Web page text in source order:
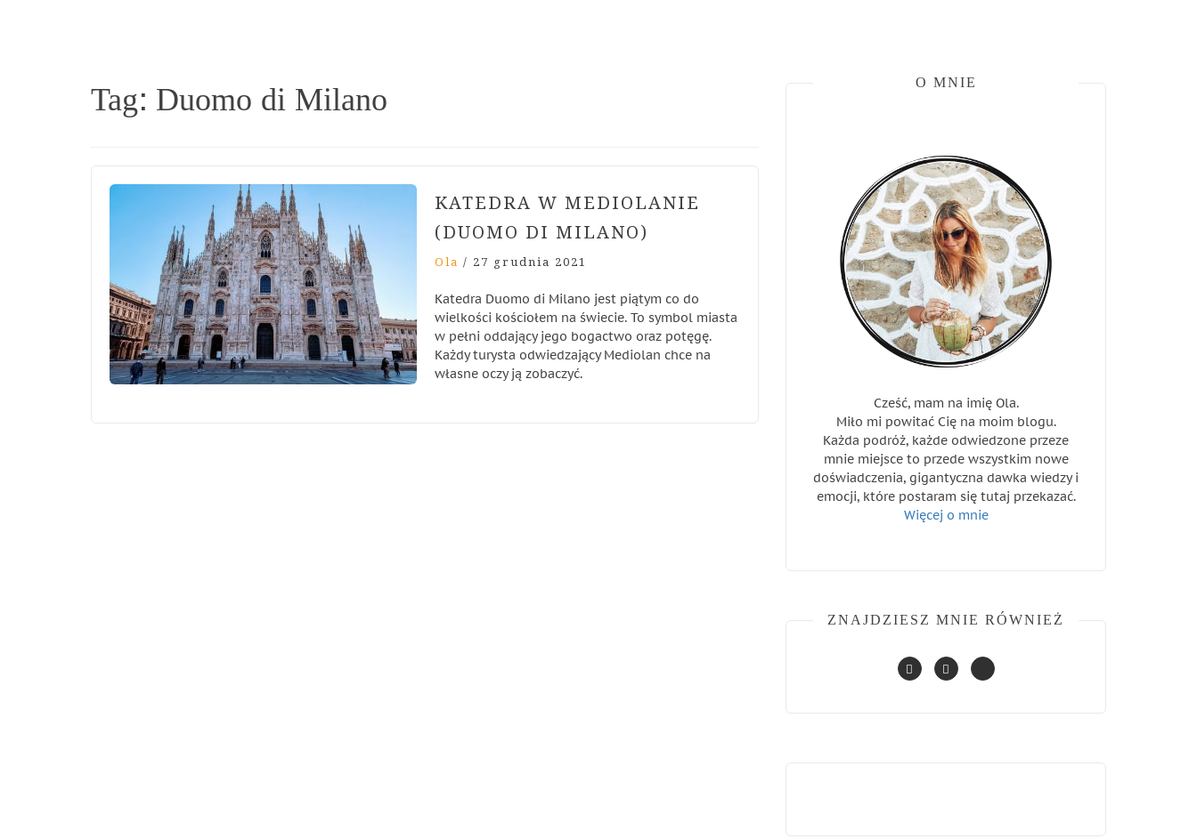
Tag: Duomo di Milano
KATEDRA W MEDIOLANIE
(DUOMO DI MILANO)
Ola / 27 grudnia 2021
Katedra Duomo di Milano jest piątym co do
wielkości kościołem na świecie. To symbol miasta
w pełni oddający jego bogactwo oraz potęgę.
Każdy turysta odwiedzający Mediolan chce na
własne oczy ją zobaczyć.
O MNIE
Cześć, mam na imię Ola.
Miło mi powitać Cię na moim blogu.
Każda podróż, każde odwiedzone przeze
mnie miejsce to przede wszystkim nowe
doświadczenia, gigantyczna dawka wiedzy i
emocji, które postaram się tutaj przekazać.
Więcej o mnie
ZNAJDZIESZ MNIE RÓWNIEŻ